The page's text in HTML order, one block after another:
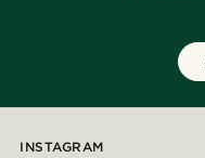
INSTAGRAM